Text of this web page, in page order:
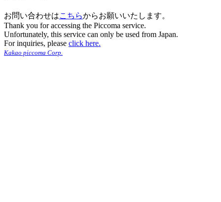
お問い合わせはこちらからお願いいたします。
Thank you for accessing the Piccoma service.
Unfortunately, this service can only be used from Japan.
For inquiries, please click here.
Kakao piccoma Corp.